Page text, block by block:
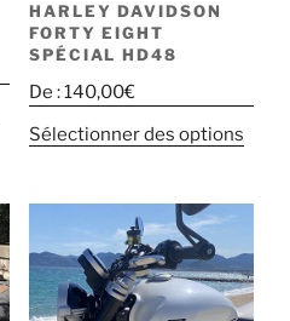
HARLEY DAVIDSON
FORTY EIGHT
SPÉCIAL HD48
De :140,00€
Sélectionner des options